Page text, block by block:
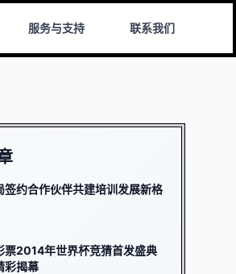
服务与支持 联系我们
签约合作伙伴共建培训发展新格
票2014年世界杯竞猜首发盛典
彩揭幕